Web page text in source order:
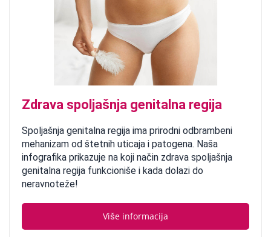
Zdrava spoljašnja genitalna regija
Spoljašnja genitalna regija ima prirodni odbrambeni
mehanizam od štetnih uticaja i patogena. Naša
infografika prikazuje na koji način zdrava spoljašnja
genitalna regija funkcioniše i kada dolazi do
neravnoteže!
Više informacija